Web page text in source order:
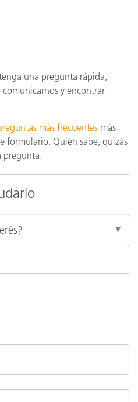
una pregunta rápida,
y encontrar
más frecuentes más
formulario. Quién sabe, quizás
pregunta.